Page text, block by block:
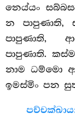
නෙය්යං
න පාපුණාති,
පාපුණාති,
පාපුණාති.
නාම ධම්මො
ඉමස්මිං පන